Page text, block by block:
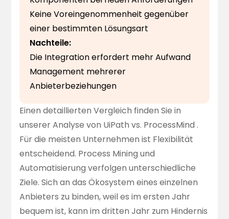
Keine Voreingenommenheit gegenüber
einer bestimmten Lösungsart
Nachteile:
Die Integration erfordert mehr Aufwand
Management mehrerer
Anbieterbeziehungen
Einen detaillierten Vergleich finden Sie in
unsererAnalyse von UiPath vs. ProcessMind .
Für die meisten Unternehmen ist Flexibilität
entscheidend. Process Mining und
Automatisierung verfolgen unterschiedliche
Ziele. Sich an das Ökosystem eines einzelnen
Anbieters zu binden, weil es im ersten Jahr
bequem ist, kann im dritten Jahr zum Hindernis